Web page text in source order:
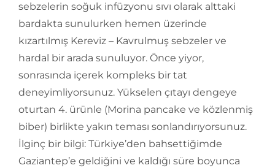
sebzelerin soğuk infüzyonu sıvı olarak alttaki
bardakta sunulurken hemen üzerinde
kızartılmış Kereviz – Kavrulmuş sebzeler ve
hardal bir arada sunuluyor. Önce yiyor,
sonrasında içerek kompleks bir tat
deneyimliyorsunuz. Yükselen çıtayı dengeye
oturtan 4. ürünle (Morina pancake ve közlenmiş
biber) birlikte yakın teması sonlandırıyorsunuz.
İlginç bir bilgi: Türkiye’den bahsettiğimde
Gaziantep’e geldiğini ve kaldığı süre boyunca